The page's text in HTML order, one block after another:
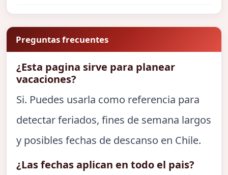
Preguntas frecuentes
¿Esta pagina sirve para planear
vacaciones?
Si. Puedes usarla como referencia para
detectar feriados, fines de semana largos
y posibles fechas de descanso en Chile.
¿Las fechas aplican en todo el pais?